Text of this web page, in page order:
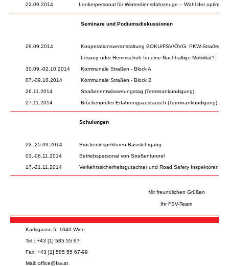
22.09.2014 Lenkerpersonal für Winterdienstfahrzeuge – Wahl der
Seminare und Podiumsdiskussionen
29.09.2014
Kooperationsveranstaltung BOKU/FSV/ÖVG: PKW-
Lösung oder Hemmschuh für eine Nachhaltige Mobilität?
30.09.-02.10.2014
Kommunale Straßen - Block A
07.-09.10.2014
Kommunale Straßen - Block B
26.11.2014
Straßenentwässerungstag (Terminankündigung)
27.11.2014
Brückenprüfer Erfahrungsaustausch (Terminankündigung)
Schulungen
23.-25.09.2014
Brückeninspektoren-Basislehrgang
03.-06.11.2014
Betriebspersonal von Straßentunnel
17.-21.11.2014
Verkehrssicherheitsgutachter und Road Safety Inspektoren -
Mit freundlichen Grüßen
Ihr FSV-Team
Karlsgasse 5, 1040 Wien
Tel.: +43 [1] 585 55 67
Fax: +43 [1] 585 55 67-99
Mail: office@fsv.at